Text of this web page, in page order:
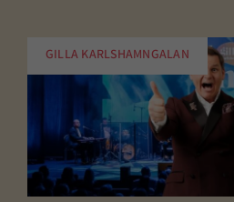
GILLA KARLSHAMNGALAN